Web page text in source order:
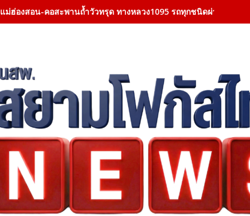
แม่ฮ่องสอน-คอสะพานถ้ำวัวทรุด ทางหลวง1095 รถทุกชนิดผ่านไม่ได้